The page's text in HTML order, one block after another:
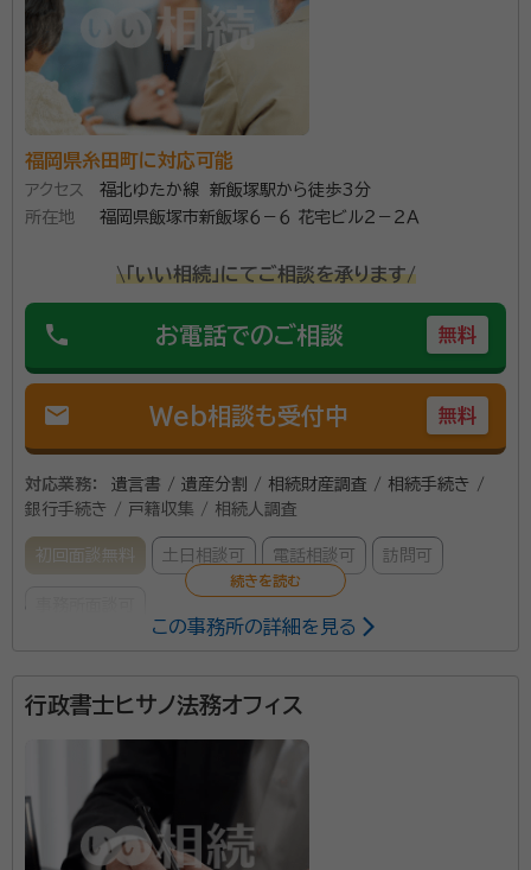
福岡県糸田町に対応可能
アクセス
福北ゆたか線 新飯塚駅から徒歩3分
所在地
福岡県飯塚市新飯塚６－６ 花宅ビル２－２Ａ
\「いい相続」にてご相談を承ります/
phone お電話でのご相談 無料
mail Web相談も受付中 無料
対応業務：
遺言書 / 遺産分割 / 相続財産調査 / 相続手続き /
銀行手続き / 戸籍収集 / 相続人調査
初回面談無料 土日相談可 電話相談可 訪問可
金子 伸明（カネコ ノブアキ） 行政書士
事務所口コミ（抜粋）：
満足度 5.0
この事務所の詳細を見る
行政書士ヒサノ法務オフィス